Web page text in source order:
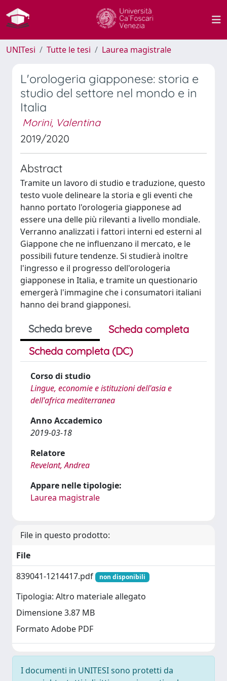
UNITesi Tutte le tesi Laurea magistrale
L'orologeria giapponese: storia e
studio del settore nel mondo e in
Italia
Morini, Valentina
2019/2020
Abstract
Tramite un lavoro di studio e traduzione, questo
testo vuole delineare la storia e gli eventi che
hanno portato l'orologeria giapponese ad
essere una delle più rilevanti a livello mondiale.
Verranno analizzati i fattori interni ed esterni al
Giappone che ne influenzano il mercato, e le
possibili future tendenze. Si studierà inoltre
l'ingresso e il progresso dell'orologeria
giapponese in Italia, e tramite un questionario
emergerà l'immagine che i consumatori italiani
hanno dei brand giapponesi.
Scheda breve
Scheda completa
Scheda completa (DC)
Corso di studio
Lingue, economie e istituzioni dell'asia e
dell'africa mediterranea
Anno Accademico
2019-03-18
Relatore
Revelant, Andrea
Appare nelle tipologie:
Laurea magistrale
File in questo prodotto:
File
839041-1214417.pdf
non disponibili
Tipologia: Altro materiale allegato
Dimensione 3.87 MB
Formato Adobe PDF
I documenti in UNITESI sono protetti da